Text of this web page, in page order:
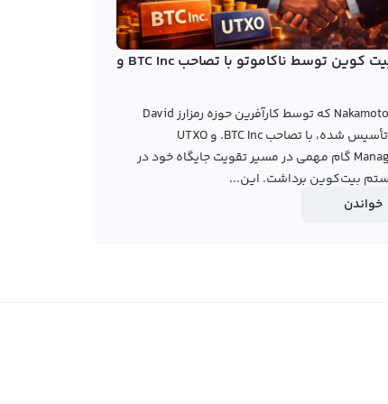
خرید بیت کوین توسط ناکاموتو با تصاحب BTC Inc و
شرکت Nakamoto که توسط کارآفرین حوزه رمزارز David
Bailey تأسیس شده، با تصاحب BTC Inc. و UTXO
Management گام مهمی در مسیر تقویت جایگاه خود در
بیت‌کوین برداشت. این...
خواندن